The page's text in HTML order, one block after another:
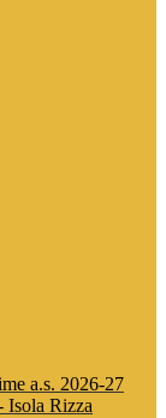
a.s. 2026-27
Isola Rizza